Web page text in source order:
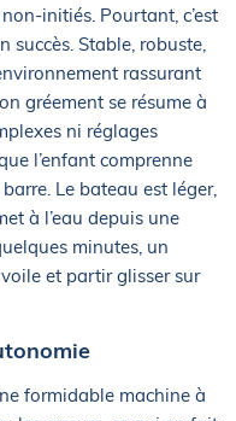
initiés. Pourtant, c’est
succès. Stable, robuste,
rassurant
gréement se résume à
ni réglages
l’enfant comprenne
Le bateau est léger,
à l’eau depuis une
minutes, un
et partir glisser sur
formidable machine à